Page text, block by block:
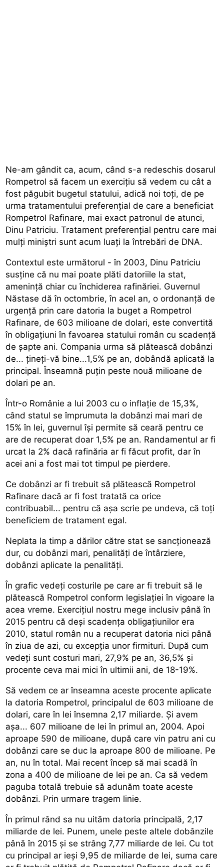
Ne-am gândit ca, acum, când s-a redeschis dosarul
Rompetrol să facem un exerciţiu să vedem cu cât a
fost păgubit bugetul statului, adică noi toţi, de pe
urma tratamentului preferenţial de care a beneficiat
Rompetrol Rafinare, mai exact patronul de atunci,
Dinu Patriciu. Tratament preferenţial pentru care mai
mulţi miniştri sunt acum luaţi la întrebări de DNA.
Contextul este următorul - în 2003, Dinu Patriciu
susţine că nu mai poate plăti datoriile la stat,
ameninţă chiar cu închiderea rafinăriei. Guvernul
Năstase dă în octombrie, în acel an, o ordonanţă de
urgenţă prin care datoria la buget a Rompetrol
Rafinare, de 603 milioane de dolari, este convertită
în obligaţiuni în favoarea statului român cu scadenţă
de şapte ani. Compania urma să plătească dobânzi
de... ţineţi-vă bine...1,5% pe an, dobândă aplicată la
principal. Înseamnă puţin peste nouă milioane de
dolari pe an.
Într-o Românie a lui 2003 cu o inflaţie de 15,3%,
când statul se împrumuta la dobânzi mai mari de
15% în lei, guvernul îşi permite să ceară pentru ce
are de recuperat doar 1,5% pe an. Randamentul ar fi
urcat la 2% dacă rafinăria ar fi făcut profit, dar în
acei ani a fost mai tot timpul pe pierdere.
Ce dobânzi ar fi trebuit să plătească Rompetrol
Rafinare dacă ar fi fost tratată ca orice
contribuabil... pentru că aşa scrie pe undeva, că toţi
beneficiem de tratament egal.
Neplata la timp a dărilor către stat se sancţionează
dur, cu dobânzi mari, penalităţi de întârziere,
dobânzi aplicate la penalităţi.
În grafic vedeţi costurile pe care ar fi trebuit să le
plătească Rompetrol conform legislaţiei în vigoare la
acea vreme. Exerciţiul nostru mege inclusiv până în
2015 pentru că deşi scadenţa obligaţiunilor era
2010, statul român nu a recuperat datoria nici până
în ziua de azi, cu excepţia unor firmituri. După cum
vedeţi sunt costuri mari, 27,9% pe an, 36,5% şi
procente ceva mai mici în ultimii ani, de 18-19%.
Să vedem ce ar înseamna aceste procente aplicate
la datoria Rompetrol, principalul de 603 milioane de
dolari, care în lei însemna 2,17 miliarde. Şi avem
aşa... 607 milioane de lei în primul an, 2004. Apoi
aproape 590 de milioane, după care vin patru ani cu
dobânzi care se duc la aproape 800 de milioane. Pe
an, nu în total. Mai recent încep să mai scadă în
zona a 400 de milioane de lei pe an. Ca să vedem
paguba totală trebuie să adunăm toate aceste
dobânzi. Prin urmare tragem linie.
În primul rând sa nu uităm datoria principală, 2,17
miliarde de lei. Punem, unele peste altele dobânzile
până în 2015 şi se strâng 7,77 miliarde de lei. Cu tot
cu principal ar ieşi 9,95 de miliarde de lei, suma care